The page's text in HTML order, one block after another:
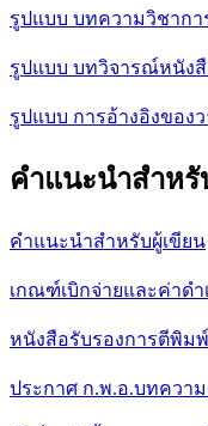
รูปแบบ บทความวิชากา
รูปแบบ บทวิจารณ์หนัง
รูปแบบ การอ้างอิงของ
คำแนะนำสำหรั
คำแนะนำสำหรับผู้เขียน
เกณฑ์เบิกจ่ายและค่าด
หนังสือรับรองการตีพิม
ประกาศ ก.พ.อ.บทควา